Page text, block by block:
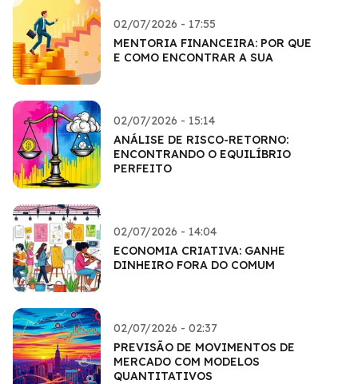
02/07/2026 - 17:55
MENTORIA FINANCEIRA: POR QUE
E COMO ENCONTRAR A SUA
02/07/2026 - 15:14
ANÁLISE DE RISCO-RETORNO:
ENCONTRANDO O EQUILÍBRIO
PERFEITO
02/07/2026 - 14:04
ECONOMIA CRIATIVA: GANHE
DINHEIRO FORA DO COMUM
02/07/2026 - 02:37
PREVISÃO DE MOVIMENTOS DE
MERCADO COM MODELOS
QUANTITATIVOS